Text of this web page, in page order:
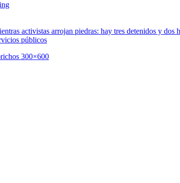
activistas arrojan piedras: hay tres detenidos y dos
públicos